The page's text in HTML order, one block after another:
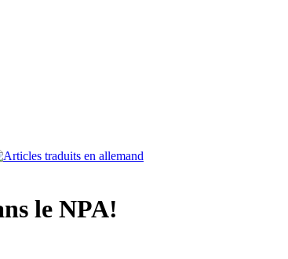
le NPA!